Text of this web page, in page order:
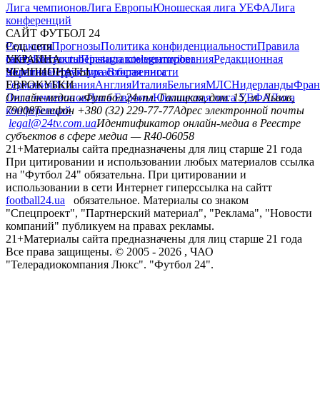
Лига чемпионовЛига ЕвропыЮношеская лига УЕФАЛига
конференций
САЙТ ФУТБОЛ 24
РедакцияПрогнозыПолитика конфиденциальностиПравила
сайтуКонтактыПравила комментированияРедакционная
политикаСтруктура собственности
Соц. сети
facebookxyoutubeinstagramtelegramviber
УКРАИНА
УкраинаПервая лигаВторая лига
ЧЕМПИОНАТЫ
ГерманияИспанияАнглияИталияБельгияМЛСНидерланды
ЕВРОКУБКИ
Лига чемпионовЛига ЕвропыЮношеская лига УЕФАЛига
конференций
Онлайн-медиа «Футбол 24»пл. Галицкая, дом. 15, м. Львов,
79008Телефон +380 (32) 229-77-77Адрес электронной почты
legal@24tv.com.uaИдентификатор онлайн-медиа в Реестре
субъектов в сфере медиа — R40-06058
21+Материалы сайта предназначены для лиц старше 21 года
При цитировании и использовании любых материалов ссылка
на "Футбол 24" обязательна. При цитировании и
использовании в сети Интернет гиперссылка на сайтт
football24.ua
обязательное. Материалы со знаком
"Спецпроект", "Партнерский материал", "Реклама", "Новости
компаний" публикуем на правах рекламы.
21+Материалы сайта предназначены для лиц старше 21 года
Все права защищены. © 2005 - 2026 , ЧАО
"Телерадиокомпания Люкс". "Футбол 24".